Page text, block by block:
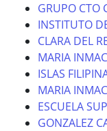
GRUPO CTO
INSTITUTO
CLARA DEL
MARIA
ISLAS
MARIA
ESCUELA
GONZALEZ